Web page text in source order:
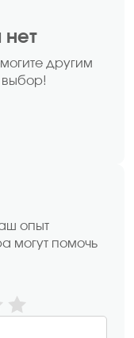
нет
другим
выбор!
опыт
могут помочь